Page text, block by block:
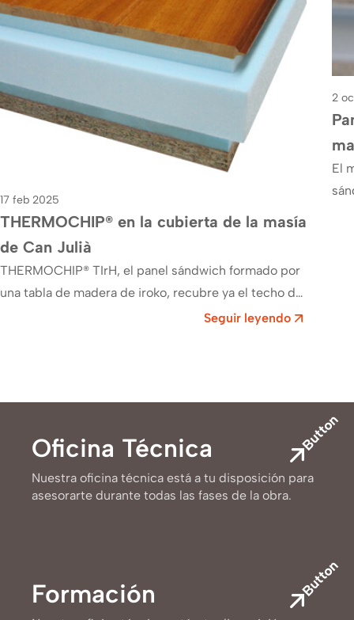
17 feb 2025
THERMOCHIP® en la cubierta de la masía
de Can Julià
THERMOCHIP® TIrH, el panel sándwich formado por
una tabla de madera de iroko, recubre ya el techo de
Seguir leyendo
2
El
Button
Oficina Técnica
Nuestra oficina técnica está a tu disposición para
asesorarte durante todas las fases de la obra.
Button
Formación